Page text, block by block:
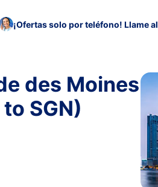
¡Ofertas solo por teléfono! Llame al
des Moines
SGN)